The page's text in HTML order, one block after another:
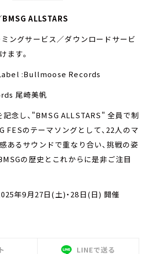
ALLSTARS
ングサービス／ダウンロードサービ
ます。
:Bullmoose Records
尾崎美帆
念し、"BMSG ALLSTARS" 全員で制
FESのテーマソングとして、22人のマ
あるサウンドで重なり合い、挑戦の姿
の歴史とこれからに是非ご注目
年9月27日(土)・28日(日) 開催
LINEで送る